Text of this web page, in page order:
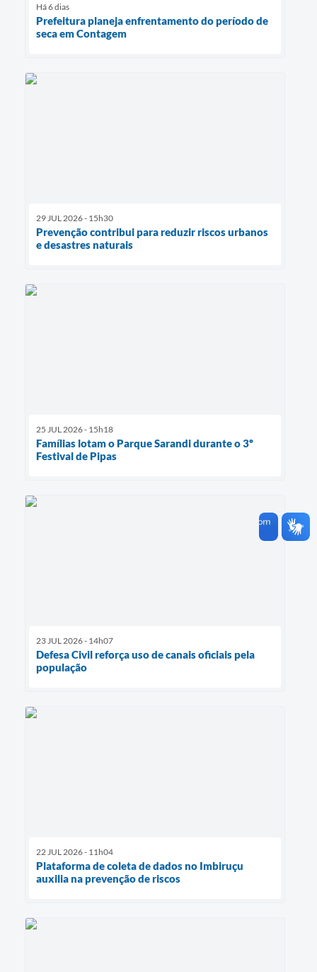
Há 6 dias
Prefeitura planeja enfrentamento do período de
seca em Contagem
29 JUL 2026 - 15h30
Prevenção contribui para reduzir riscos urbanos
e desastres naturais
25 JUL 2026 - 15h18
Famílias lotam o Parque Sarandi durante o 3º
Festival de Pipas
23 JUL 2026 - 14h07
Defesa Civil reforça uso de canais oficiais pela
população
22 JUL 2026 - 11h04
Plataforma de coleta de dados no Imbiruçu
auxilia na prevenção de riscos